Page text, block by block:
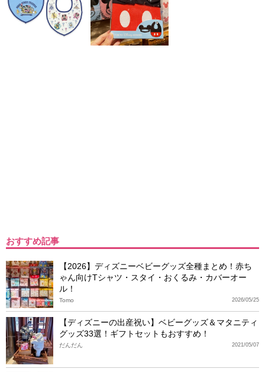
おすすめ記事
【2026】ディズニーベビーグッズ全種まとめ！赤ち
ゃん向けTシャツ・スタイ・おくるみ・カバーオー
ル！
2026/05/25
Tomo
【ディズニーの出産祝い】ベビーグッズ＆マタニティ
グッズ33選！ギフトセットもおすすめ！
2021/05/07
だんだん